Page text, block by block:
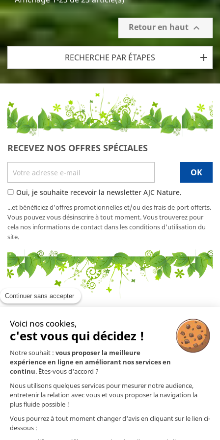
Continuer sans accepter
Voici nos cookies,
c'est vous qui décidez !
Notre souhait : vous proposer la meilleure
expérience en ligne en améliorant nos services en
continu. Êtes-vous d'accord ?
Nous utilisons quelques services pour mesurer notre audience,
entretenir la relation avec vous et vous proposer la navigation la
plus fluide possible !
Vous pourrez à tout moment changer d'avis en cliquant sur le lien ci-
dessous :
Retour en haut 
RECHERCHE PAR ÉTAPES
RECEVEZ NOS OFFRES SPÉCIALES
Oui, je souhaite recevoir la newsletter AJC Nature.
...et bénéficiez d'offres promotionnelles et/ou des frais de port offerts.
Vous pouvez vous désinscrire à tout moment. Vous trouverez pour
cela nos informations de contact dans les conditions d'utilisation du
site.
En savoir plus 
Mentions légales
Nos produits
Contact
Nos préparations ne sont pas des médicaments (selon l'article L.5111-1 du Code